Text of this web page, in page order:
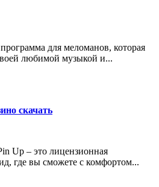
для меломанов, которая
любимой музыкой и...
скачать
Up – это лицензионная
где вы сможете с комфортом...